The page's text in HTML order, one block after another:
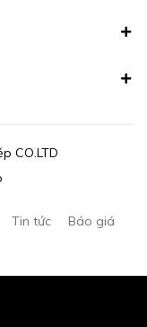
CO.LTD
Tin tức
Báo giá